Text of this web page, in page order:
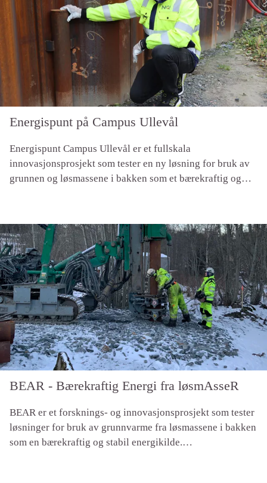
Energispunt på Campus Ullevål
Energispunt Campus Ullevål er et fullskala
innovasjonsprosjekt som tester en ny løsning for bruk av
grunnen og løsmassene i bakken som et bærekraftig og
Løsningen er tilkjent 50% investeringsstøtte av ENOVA
innenfor programmet Fullskala innovativ energi- og
klimateknologi.
BEAR - Bærekraftig Energi fra løsmAsseR
BEAR er et forsknings- og innovasjonsprosjekt som tester
løsninger for bruk av grunnvarme fra løsmassene i bakken
som en bærekraftig og stabil energikilde.